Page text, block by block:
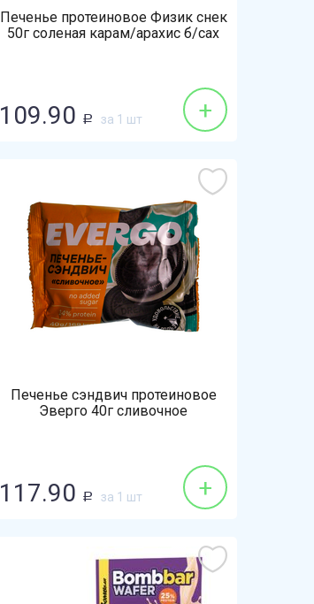
Печенье протеиновое Физик снек
50г соленая карам/арахис б/сах
109.90 Р за 1 шт +
Печенье сэндвич протеиновое
Эверго 40г сливочное
117.90 Р за 1 шт +